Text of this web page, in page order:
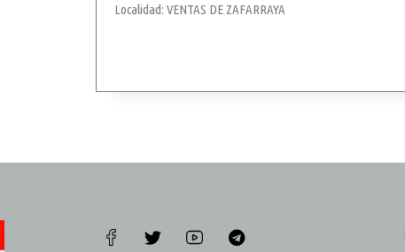
Localidad: VENTAS DE ZAFARRAYA